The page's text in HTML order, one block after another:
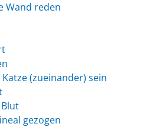
Wand reden
(zueinander) sein
gezogen